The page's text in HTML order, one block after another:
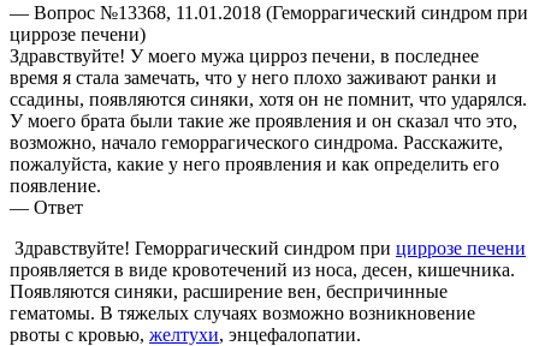
— Вопрос №13368, 11.01.2018 (Геморрагический синдром при
циррозе печени)
Здравствуйте! У моего мужа цирроз печени, в последнее
время я стала замечать, что у него плохо заживают ранки и
ссадины, появляются синяки, хотя он не помнит, что ударялся.
У моего брата были такие же проявления и он сказал что это,
возможно, начало геморрагического синдрома. Расскажите,
пожалуйста, какие у него проявления и как определить его
появление.
— Ответ
Здравствуйте! Геморрагический синдром при циррозе печени
проявляется в виде кровотечений из носа, десен, кишечника.
Появляются синяки, расширение вен, беспричинные
гематомы. В тяжелых случаях возможно возникновение
рвоты с кровью, желтухи, энцефалопатии.